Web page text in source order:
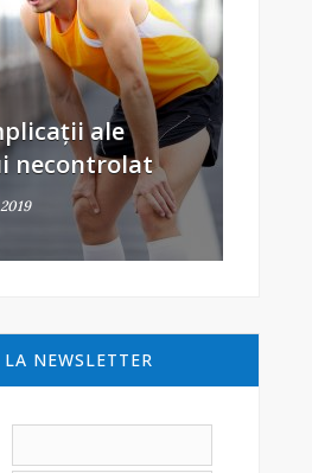
ale
necontrolat
NEWSLETTER